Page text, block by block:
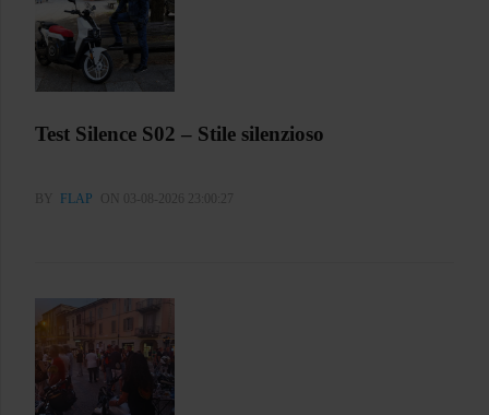
Test Silence S02 – Stile silenzioso
BY FLAP ON 03-08-2026 23:00:27